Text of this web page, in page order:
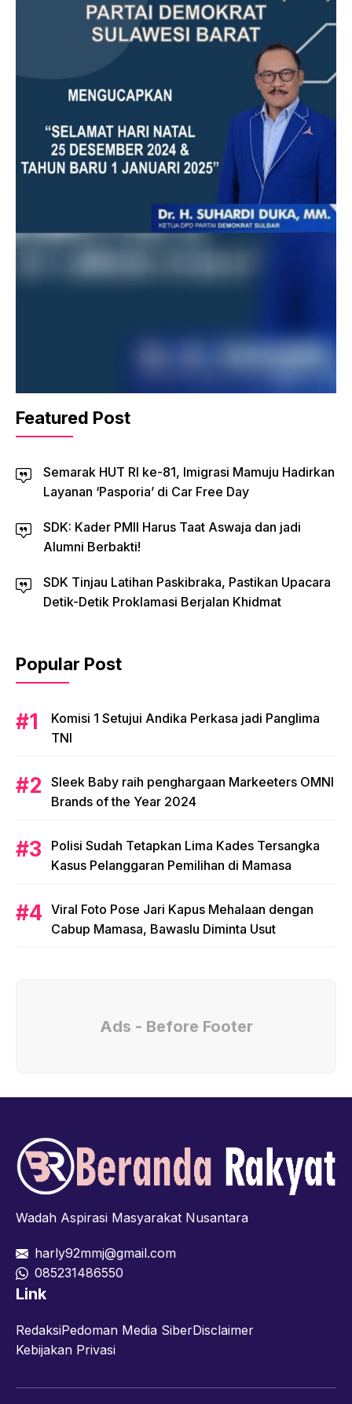
Featured Post
Semarak HUT RI ke-81, Imigrasi Mamuju Hadirkan
Layanan ‘Pasporia’ di Car Free Day
SDK: Kader PMII Harus Taat Aswaja dan jadi
Alumni Berbakti!
SDK Tinjau Latihan Paskibraka, Pastikan Upacara
Detik-Detik Proklamasi Berjalan Khidmat
Popular Post
Komisi 1 Setujui Andika Perkasa jadi Panglima
TNI
Sleek Baby raih penghargaan Markeeters OMNI
Brands of the Year 2024
Polisi Sudah Tetapkan Lima Kades Tersangka
Kasus Pelanggaran Pemilihan di Mamasa
Viral Foto Pose Jari Kapus Mehalaan dengan
Cabup Mamasa, Bawaslu Diminta Usut
Ads - Before Footer
Wadah Aspirasi Masyarakat Nusantara
harly92mmj@gmail.com
085231486550
Link
RedaksiPedoman Media SiberDisclaimer
Kebijakan Privasi